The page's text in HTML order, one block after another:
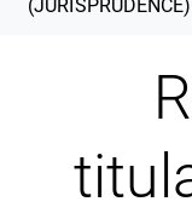
(JURISPRUDENCE)